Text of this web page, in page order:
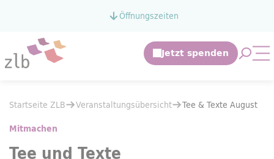
Zum Hauptinhalt springenÖffnungszeiten
Veranstaltungsübersicht
Tee & Texte August
Sie befinden sich hier:
Startseite ZLB Veranstaltungsübersicht Tee & Texte August
Mitmachen
Tee und Texte